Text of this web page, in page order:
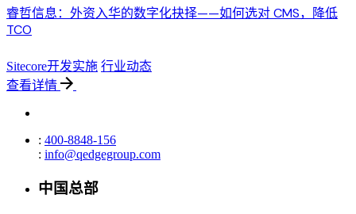
睿哲信息：外资入华的数字化抉择——如何选对 CMS，降低
TCO
Sitecore开发实施 行业动态
查看详情
: 400-8848-156
: info@qedgegroup.com
中国总部